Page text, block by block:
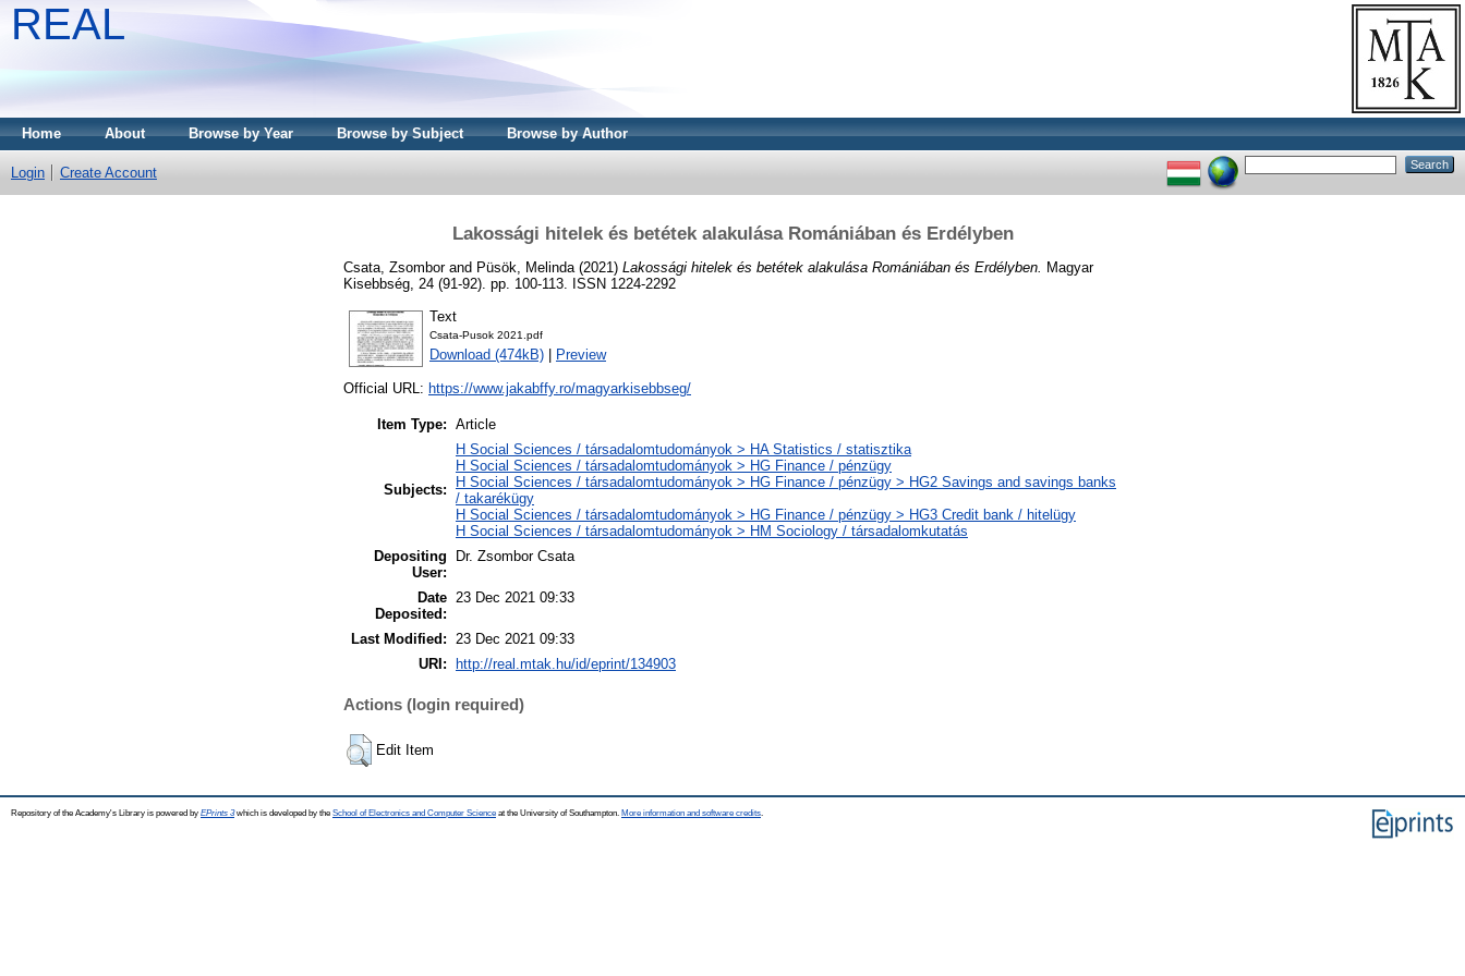
REAL
Home About Browse by Year Browse by Subject Browse by Author
Login Create Account
Lakossági hitelek és betétek alakulása Romániában és Erdélyben
Csata, Zsomborand Püsök, Melinda (2021) Lakossági hitelek és betétek alakulása Romániában és Erdélyben. Magyar
Kisebbség, 24 (91-92). pp. 100-113. ISSN 1224-2292
Text
Csata-Pusok 2021.pdf
Download (474kB) Preview
Official URL: https://www.jakabffy.ro/magyarkisebbseg/
Item Type: Article
Subjects:
H Social Sciences / társadalomtudományok > HA Statistics / statisztika
H Social Sciences / társadalomtudományok > HG Finance / pénzügy
H Social Sciences / társadalomtudományok > HG Finance / pénzügy > HG2 Savings and savings banks
/ takarékügy
H Social Sciences / társadalomtudományok > HG Finance / pénzügy > HG3 Credit bank / hitelügy
H Social Sciences / társadalomtudományok > HM Sociology / társadalomkutatás
Depositing
User:
Dr. Zsombor Csata
Date
Deposited:
23 Dec 2021 09:33
Last Modified: 23 Dec 2021 09:33
URI:
http://real.mtak.hu/id/eprint/134903
Actions (login required)
Edit Item
Repository of the Academy's Library is powered by EPrints 3which is developed by the School of Electronics and Computer Science at the University of Southampton. More information and software credits